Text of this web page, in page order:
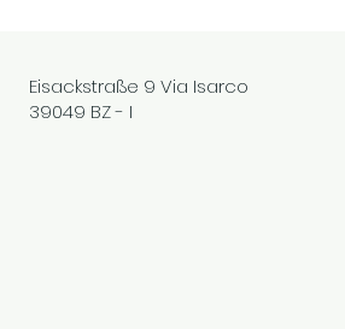
Eisackstraße 9 Via Isarco
39049 BZ - I